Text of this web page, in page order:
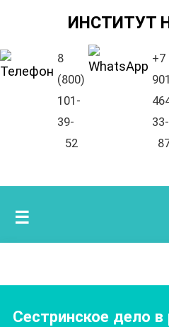
ИНСТИТУТ
8
(800)
101-
39-
52
+7
901
33-
☰
Сестринское дело